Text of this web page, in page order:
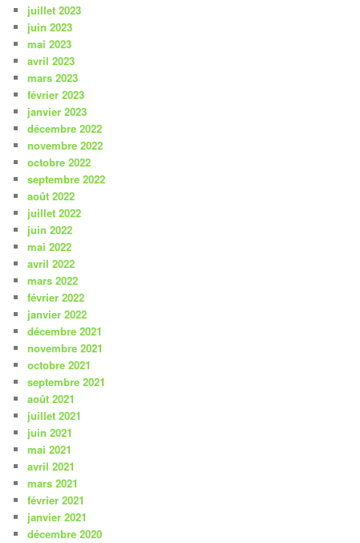
juillet 2023
juin 2023
mai 2023
avril 2023
mars 2023
février 2023
janvier 2023
décembre 2022
novembre 2022
octobre 2022
septembre 2022
août 2022
juillet 2022
juin 2022
mai 2022
avril 2022
mars 2022
février 2022
janvier 2022
décembre 2021
novembre 2021
octobre 2021
septembre 2021
août 2021
juillet 2021
juin 2021
mai 2021
avril 2021
mars 2021
février 2021
janvier 2021
décembre 2020